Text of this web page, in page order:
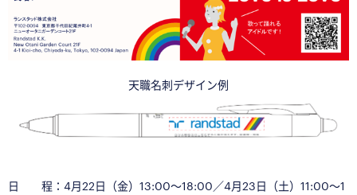
天職名刺デザイン例
日 程：4月22日（金）13:00〜18:00／4月23日（土）11:00〜1